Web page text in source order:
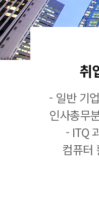
취
- 일반 기
인사총무
- ITQ
컴퓨터